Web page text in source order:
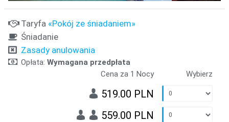
Taryfa «Pokój ze śniadaniem»
Śniadanie
Zasady anulowania
Opłata: Wymagana przedpłata
Cena za 1 Nocy
Wybierz
519.00 PLN
559.00 PLN